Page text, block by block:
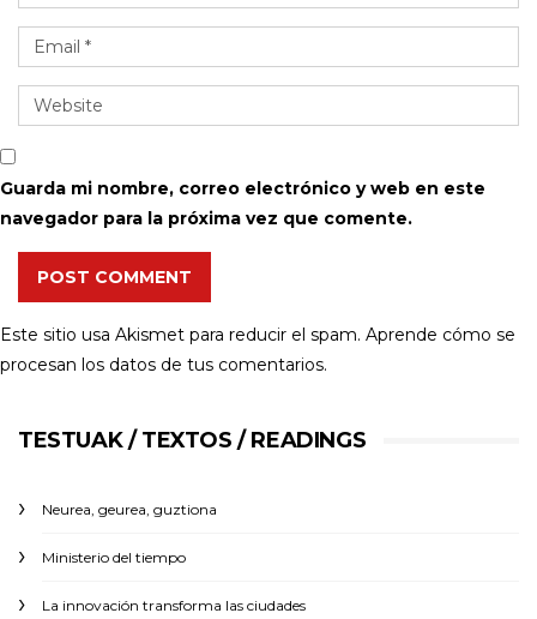
Guarda mi nombre, correo electrónico y web en este
navegador para la próxima vez que comente.
POST COMMENT
Este sitio usa Akismet para reducir el spam. Aprende cómo se
procesan los datos de tus comentarios.
TESTUAK / TEXTOS / READINGS
Neurea, geurea, guztiona
Ministerio del tiempo
La innovación transforma las ciudades